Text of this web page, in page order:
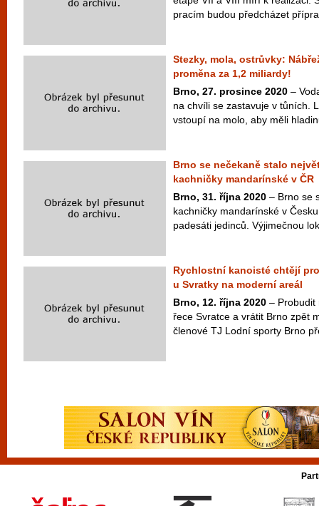
pracím budou předcházet
Stezky, mola, ostrůvky:
proměna za 1,2 miliardy!
Brno, 27. prosince 2020 –
na chvíli se zastavuje v tůních.
vstoupí na molo, aby měli
Brno se nečekaně stalo
kachničky mandarínské v ČR
Brno, 31. října 2020 – Brno se
kachničky mandarínské v
padesáti jedinců. Výjimečnou
Rychlostní kanoisté chtějí
u Svratky na moderní areál
Brno, 12. října 2020 – Probudit
řece Svratce a vrátit Brno zpět
členové TJ Lodní sporty Brno